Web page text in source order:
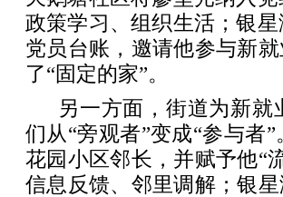
政策学习、组织生活；银
党员台账，邀请他参与新
了“固定的家”。
另一方面，街道为新就
们从“旁观者”变成“参与者
花园小区邻长，并赋予他“
信息反馈、邻里调解；银